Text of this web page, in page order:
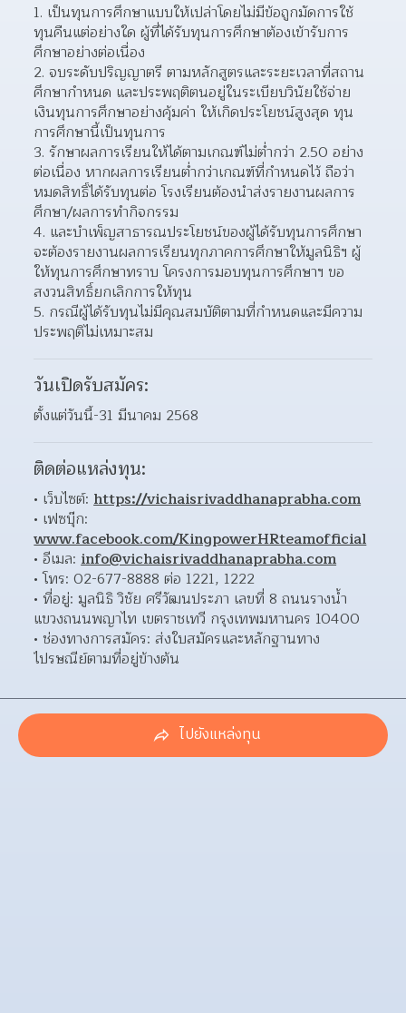
เป็นทุนการศึกษาแบบให้เปล่าโดยไม่มีข้อถูกมัดการใช้
ทุนคืนแต่อย่างใด ผู้ที่ได้รับทุนการศึกษาต้องเข้ารับการ
ศึกษาอย่างต่อเนื่อง
จบระดับปริญญาตรี ตามหลักสูตรและระยะเวลาที่สถาน
ศึกษากำหนด และประพฤติตนอยู่ในระเบียบวินัยใช้จ่าย
เงินทุนการศึกษาอย่างคุ้มค่า ให้เกิดประโยชน์สูงสุด ทุน
การศึกษานี้เป็นทุนการ
รักษาผลการเรียนให้ได้ตามเกณฑ์ไม่ต่ำกว่า 2.50 อย่าง
ต่อเนื่อง หากผลการเรียนต่ำกว่าเกณฑ์ที่กำหนดไว้ ถือว่า
หมดสิทธิ์ได้รับทุนต่อ โรงเรียนต้องนำส่งรายงานผลการ
ศึกษา/ผลการทำกิจกรรม
และบำเพ็ญสาธารณประโยชน์ของผู้ได้รับทุนการศึกษา
จะต้องรายงานผลการเรียนทุกภาคการศึกษาให้มูลนิธิฯ ผู้
ให้ทุนการศึกษาทราบ โครงการมอบทุนการศึกษาฯ ขอ
สงวนสิทธิ์ยกเลิกการให้ทุน
กรณีผู้ได้รับทุนไม่มีคุณสมบัติตามที่กำหนดและมีความ
ประพฤติไม่เหมาะสม
วันเปิดรับสมัคร:
ตั้งแต่วันนี้-31 มีนาคม 2568
ติดต่อแหล่งทุน:
เว็บไซต์: https://vichaisrivaddhanaprabha.com
www.facebook.com/KingpowerHRteamofficial
อีเมล: info@vichaisrivaddhanaprabha.com
โทร: 02-677-8888 ต่อ 1221, 1222
ที่อยู่: มูลนิธิ วิชัย ศรีวัฒนประภา เลขที่ 8 ถนนรางน้ำ
แขวงถนนพญาไท เขตราชเทวี กรุงเทพมหานคร 10400
ช่องทางการสมัคร: ส่งใบสมัครและหลักฐานทาง
ไปรษณีย์ตามที่อยู่ข้างต้น
ไปยังแหล่งทุน